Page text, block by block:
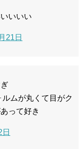
いいい
21日
ムが丸くて目がク
って好き